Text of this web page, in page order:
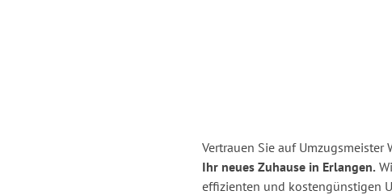
Vertrauen Sie auf
Ihr neues Zuhause in Erlangen.
effizienten und kostengünstigen